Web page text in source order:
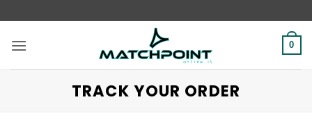
ai
contenuti
0
TRACK YOUR ORDER